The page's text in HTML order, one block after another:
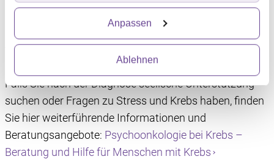
Erfahren Sie mehr darüber, wie Ihre persönlichen Daten
verarbeitet werden, und legen Sie Ihre Präferenzen im
Abschnitt Einzelheitenfest.
Wir verwenden Dienste von Drittanbietern, die
Informationen im Endgerät eines Seitenbesuchers
speichern oder dort abrufen. Anschließend verarbeiten
wir die Informationen weiter. Dies alles hilft uns, unsere
Website optimal zu gestalten und fortlaufend zu
verbessern. Für die Speicherung, den Abruf und die
Anpassen
Ablehnen
sollen.
Weitere Informationen:
Falls Sie nach der Diagnose seelische Unterstützung
suchen oder Fragen zu Stress und Krebs haben, finden
Sie hier weiterführende Informationen und
Beratungsangebote: Psychoonkologie bei Krebs –
Beratung und Hilfe für Menschen mit Krebs